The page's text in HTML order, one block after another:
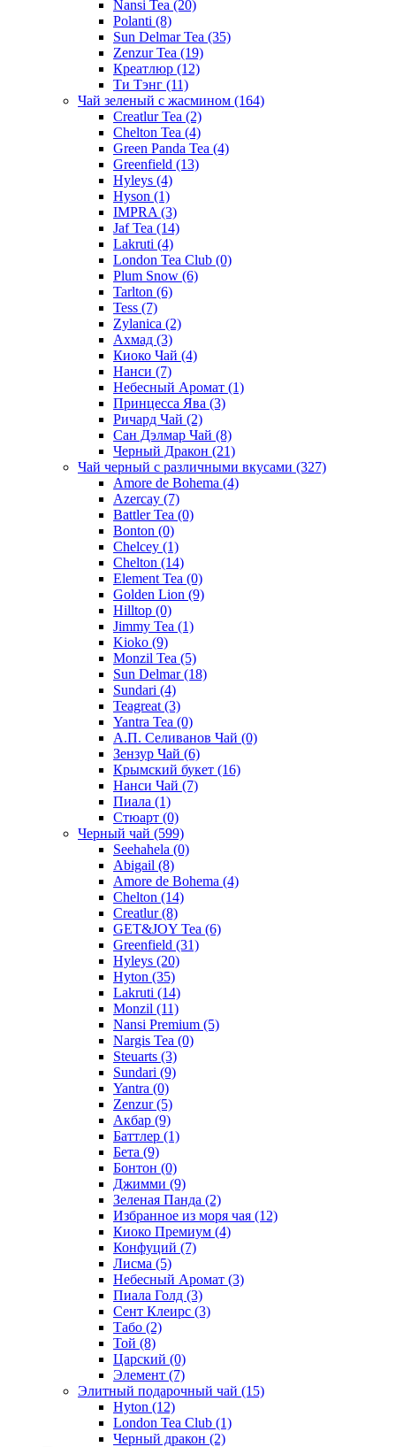
Nansi Tea (20)
Polanti (8)
Sun Delmar Tea (35)
Zenzur Tea (19)
Креатлюр (12)
Ти Тэнг (11)
Чай зеленый с жасмином (164)
Creatlur Tea (2)
Chelton Tea (4)
Green Panda Tea (4)
Greenfield (13)
Hyleys (4)
Hyson (1)
IMPRA (3)
Jaf Tea (14)
Lakruti (4)
London Tea Club (0)
Plum Snow (6)
Tarlton (6)
Tess (7)
Zylanica (2)
Ахмад (3)
Киоко Чай (4)
Нанси (7)
Небесный Аромат (1)
Принцесса Ява (3)
Ричард Чай (2)
Сан Дэлмар Чай (8)
Черный Дракон (21)
Чай черный с различными вкусами (327)
Amore de Bohema (4)
Azercay (7)
Battler Tea (0)
Bonton (0)
Chelcey (1)
Chelton (14)
Element Tea (0)
Golden Lion (9)
Hilltop (0)
Jimmy Tea (1)
Kioko (9)
Monzil Tea (5)
Sun Delmar(18)
Sundari (4)
Teagreat (3)
Yantra Tea (0)
А.П. Селиванов Чай (0)
Зензур Чай (6)
Крымский букет (16)
Нанси Чай (7)
Пиала (1)
Стюарт (0)
Черный чай (599)
Seehahela (0)
Abigail (8)
Amore de Bohema (4)
Chelton (14)
Creatlur(8)
GET&JOY Tea (6)
Greenfield (31)
Hyleys (20)
Hyton (35)
Lakruti (14)
Monzil (11)
Nansi Premium (5)
Nargis Tea (0)
Steuarts (3)
Sundari (9)
Yantra (0)
Zenzur(5)
Акбар (9)
Баттлер (1)
Бета (9)
Бонтон (0)
Джимми (9)
Зеленая Панда (2)
Избранное из моря чая (12)
Киоко Премиум (4)
Конфуций (7)
Лисма (5)
Небесный Аромат (3)
Пиала Голд (3)
Сент Клеирс (3)
Табо (2)
Той (8)
Царский (0)
Элемент (7)
Элитный подарочный чай (15)
Hyton (12)
London Tea Club (1)
Черный дракон (2)